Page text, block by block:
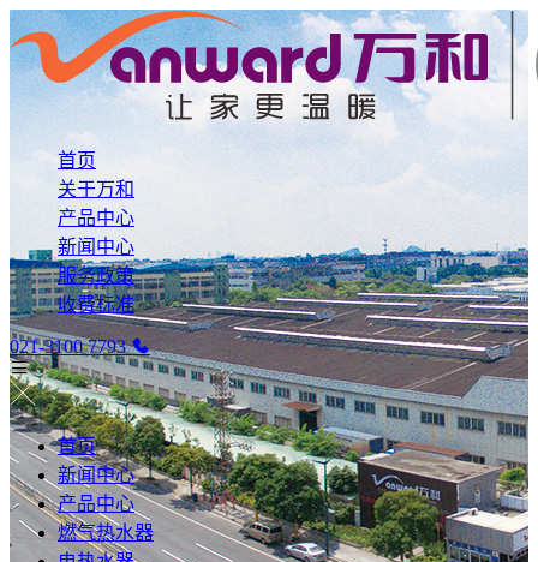
首页
关于万和
产品中心
新闻中心
服务政策
收费标准
021-3100 7793
首页
新闻中心
产品中心
燃气热水器